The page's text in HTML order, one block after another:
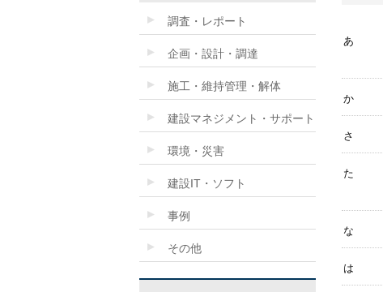
あ
か
さ
た
な
は
調査・レポート
企画・設計・調達
施工・維持管理・解体
建設マネジメント・サポート
環境・災害
建設IT・ソフト
事例
その他